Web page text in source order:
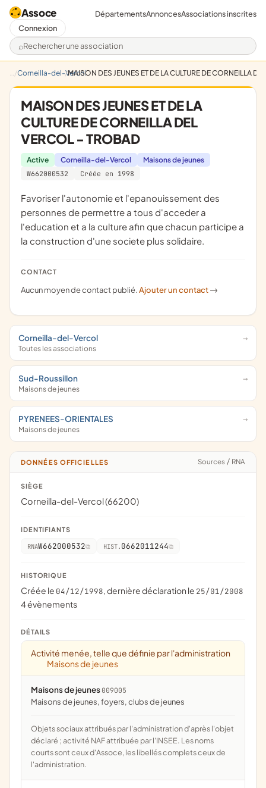
Assoce
Rechercher une association
DépartementsAnnoncesAssociations inscrites
Connexion
Corneilla-del-VercolMAISON DES JEUNES ET DE LA CULTURE DE CORNEILLA
MAISON DES JEUNES ET DE LA
CULTURE DE CORNEILLA DEL
VERCOL - TROBAD
Active Corneilla-del-Vercol
Maisons de jeunes
W662000532
Créée en 1998
Favoriser l'autonomie et l'epanouissement des
personnes de permettre a tous d'acceder a
l'education et a la culture afin que chacun participe a
la construction d'une societe plus solidaire.
CONTACT
Aucun moyen de contact publié.Ajouter un contact ->
Corneilla-del-Vercol
Toutes les associations
Sud-Roussillon
Maisons de jeunes
PYRENEES-ORIENTALES
Maisons de jeunes
DONNÉES OFFICIELLES Sources / RNA
SIÈGE
Corneilla-del-Vercol (66200)
IDENTIFIANTS
RNAW662000532 HIST. 0662011244
HISTORIQUE
Créée le 04/12/1998, dernière déclaration le 25/01/2008
4 évènements
DÉTAILS
Activité menée, telle que définie par l'administration
Maisons de jeunes
Maisons de jeunes 009005
maisons de jeunes, foyers, clubs de jeunes
Objets sociaux attribués par l'administration d'après l'objet
déclaré ; activité NAF attribuée par l'INSEE. Les noms
courts sont ceux d'Assoce, les libellés complets ceux de
l'administration.